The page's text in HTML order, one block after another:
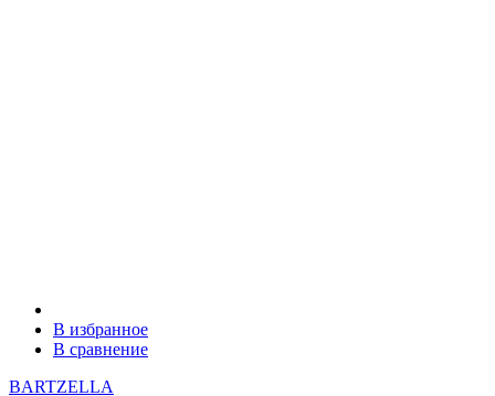
В избранное
В сравнение
BARTZELLA